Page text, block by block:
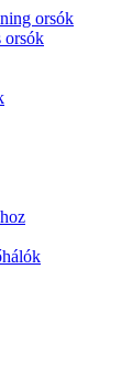
orsók
orsók